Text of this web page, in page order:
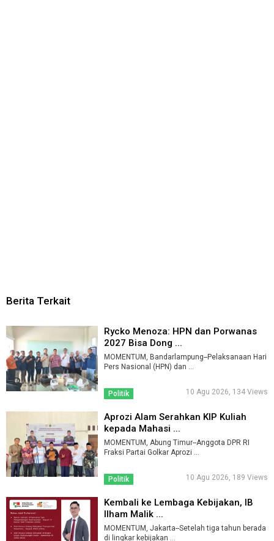
Berita Terkait
Rycko Menoza: HPN dan Porwanas
2027 Bisa Dong ...
MOMENTUM, Bandarlampung--Pelaksanaan Hari
Pers Nasional (HPN) dan ...
Politik 10 Agu 2026, 134 Views
Aprozi Alam Serahkan KIP Kuliah
kepada Mahasi ...
MOMENTUM, Abung Timur--Anggota DPR RI
Fraksi Partai Golkar Aprozi ...
Politik 10 Agu 2026, 189 Views
Kembali ke Lembaga Kebijakan, IB
Ilham Malik ...
MOMENTUM, Jakarta--Setelah tiga tahun berada
di lingkar kebijakan ...